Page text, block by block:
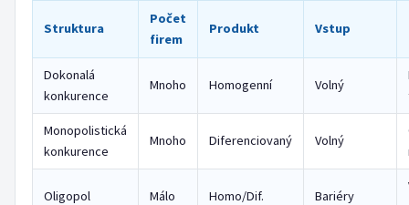
Struktura
Počet
firem
Produkt Vstup
Dokonalá
konkurence
Mnoho Homogenní Volný
Monopolistická
konkurence
Mnoho Diferenciovaný Volný
Oligopol Málo Homo/Dif. Bariéry